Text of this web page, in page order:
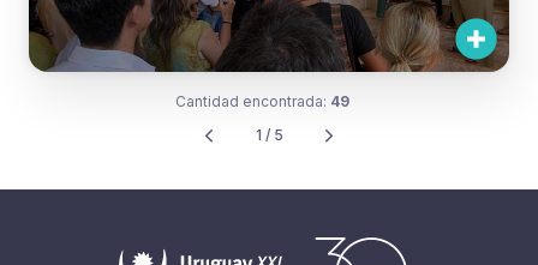
Cantidad encontrada: 49
1 / 5